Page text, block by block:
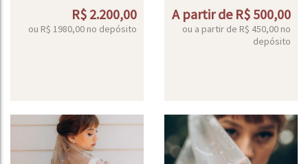
R$ 2.200,00
ou R$ 1980,00 no depósito
A partir de R$ 500,00
ou a partir de R$ 450,00 no
depósito